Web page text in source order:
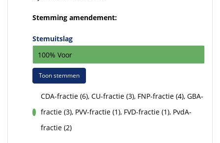
Stemming amendement:
Stemuitslag
100% Voor
Toon stemmen
voor
CDA-fractie (6), CU-fractie (3), FNP-fractie (4), GBA-
fractie (3), PVV-fractie (1), FVD-fractie (1), PvdA-
fractie (2)